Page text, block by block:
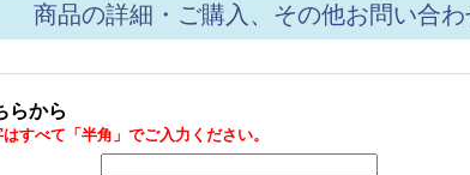
商品の詳細・ご購入、その他お問い合わ
らから
すべて「半角」でご入力ください。